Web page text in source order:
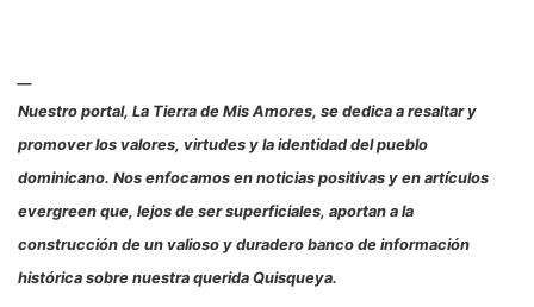
Nuestro portal, La Tierra de Mis Amores, se dedica a resaltar y
promover los valores, virtudes y la identidad del pueblo
dominicano. Nos enfocamos en noticias positivas y en artículos
evergreen que, lejos de ser superficiales, aportan a la
construcción de un valioso y duradero banco de información
histórica sobre nuestra querida Quisqueya.